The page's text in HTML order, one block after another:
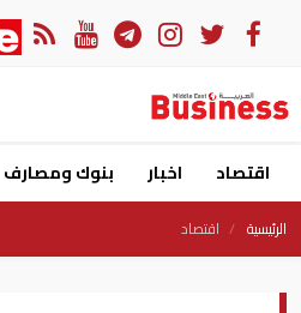
اقتصاد اخبار بنوك ومصارف
الرئيسية اقتصاد